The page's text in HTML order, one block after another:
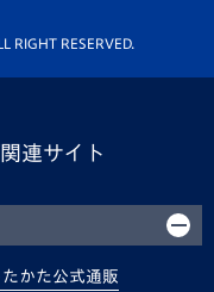
RIGHT RESERVED.
連サイト
かた公式通販